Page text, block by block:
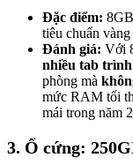
Đặc điểm:
tiêu chuẩn
Đánh giá: Với
nhiều tab
phòng mà
mức RAM tối
mái trong năm
3. Ổ cứng: